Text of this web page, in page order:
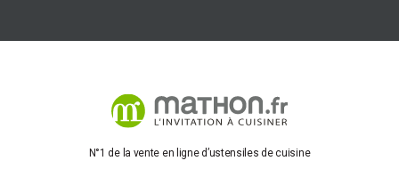
N°1 de la vente en ligne d’ustensiles de cuisine